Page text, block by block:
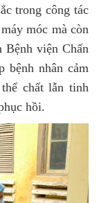
trong công tác
móc mà còn
Bệnh viện Chấn
bệnh nhân cảm
chất lẫn tinh
hồi.